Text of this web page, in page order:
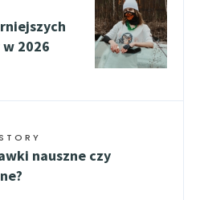
2026
nauszne czy